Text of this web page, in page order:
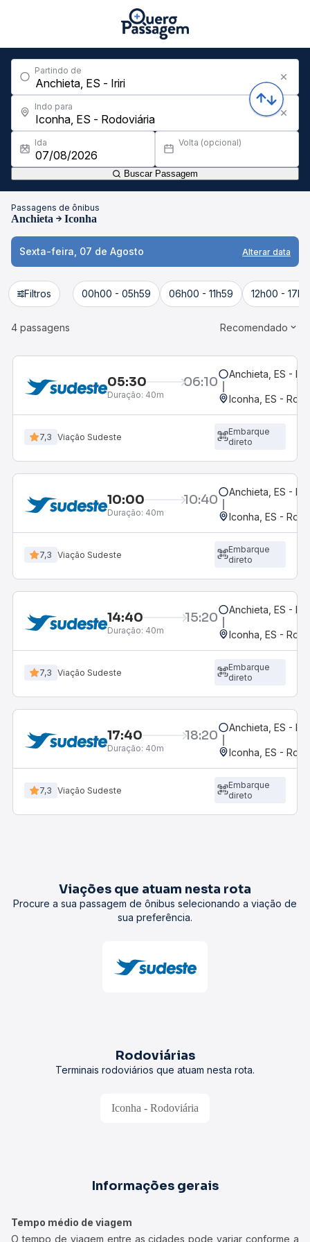
Partindo de
Indo para
Ida Volta (opcional)
Buscar Passagem
Passagens de ônibus
Anchieta Iconha
Sexta-feira, 07 de Agosto Alterar data
Filtros 00h00 - 05h59 06h00 - 11h59 12h00 -
4 passagens Recomendado
05:30 06:10
Duração: 40m
Anchieta, ES - Iriri
Iconha, ES -
7,3 Viação Sudeste
Embarque
direto
10:00 10:40
Duração: 40m
Anchieta, ES - Iriri
Iconha, ES -
7,3 Viação Sudeste
Embarque
direto
14:40 15:20
Duração: 40m
Anchieta, ES - Iriri
Iconha, ES -
7,3 Viação Sudeste
Embarque
direto
17:40 18:20
Duração: 40m
Anchieta, ES - Iriri
Iconha, ES -
7,3 Viação Sudeste
Embarque
direto
Viações que atuam nesta rota
Procure a sua passagem de ônibus selecionando a viação de
sua preferência.
Rodoviárias
Terminais rodoviários que atuam nesta rota.
Iconha - Rodoviária
Informações gerais
Tempo médio de viagem
O tempo de viagem entre as cidades pode variar conforme a